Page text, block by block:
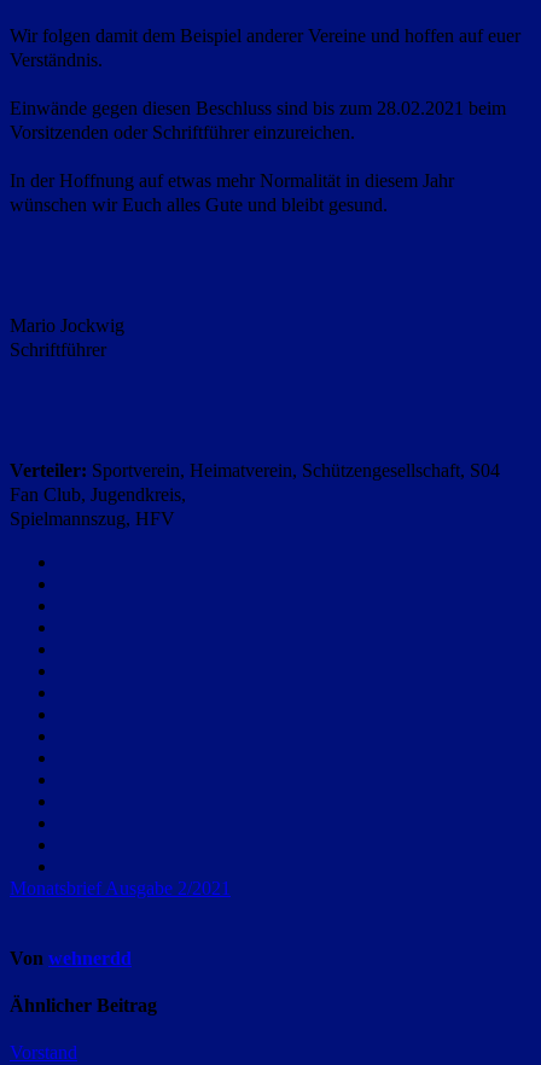
Wir folgen damit dem Beispiel anderer Vereine und hoffen auf euer
Verständnis.
Einwände gegen diesen Beschluss sind bis zum 28.02.2021 beim
Vorsitzenden oder Schriftführer einzureichen.
In der Hoffnung auf etwas mehr Normalität in diesem Jahr
wünschen wir Euch alles Gute und bleibt gesund.
Mario Jockwig
Schriftführer
Verteiler: Sportverein, Heimatverein, Schützengesellschaft, S04
Fan Club, Jugendkreis,
Spielmannszug, HFV
Beitragsnavigation
Monatsbrief Ausgabe 2/2021
Von wehnerdd
Ähnlicher Beitrag
Vorstand